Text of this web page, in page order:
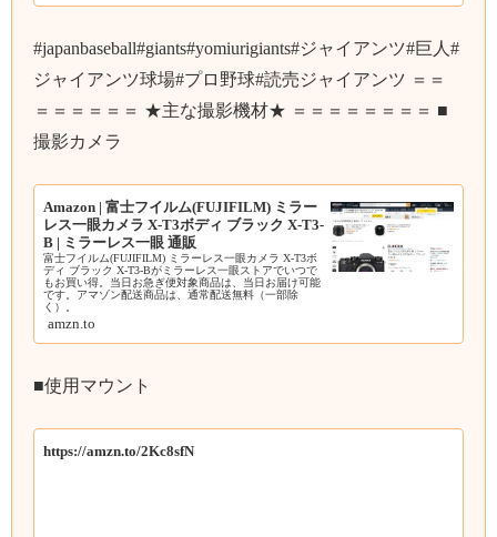
#japanbaseball#giants#yomiurigiants#ジャイアンツ#巨人#
ジャイアンツ球場#プロ野球#読売ジャイアンツ ＝＝
＝＝＝＝＝＝ ★主な撮影機材★ ＝＝＝＝＝＝＝＝ ■
撮影カメラ
Amazon | 富士フイルム(FUJIFILM) ミラー
レス一眼カメラ X-T3ボディ ブラック X-T3-
B | ミラーレス一眼 通販
富士フイルム(FUJIFILM) ミラーレス一眼カメラ X-T3ボ
ディ ブラック X-T3-Bがミラーレス一眼ストアでいつで
もお買い得。当日お急ぎ便対象商品は、当日お届け可能
です。アマゾン配送商品は、通常配送無料（一部除
く）。
amzn.to
■使用マウント
https://amzn.to/2Kc8sfN